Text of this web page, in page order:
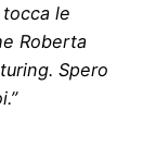
le
Roberta
Spero